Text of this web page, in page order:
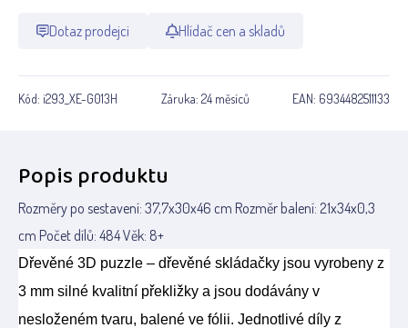
Dotaz prodejci Hlídač cen a skladů
Kód: i293_XE-G013H Záruka: 24 měsíců EAN: 6934482511133
Popis produktu
Rozměry po sestavení: 37,7x30x46 cm Rozměr balení: 21x34x0,3
cm Počet dílů: 484 Věk: 8+
Dřevěné 3D puzzle – dřevěné skládačky jsou vyrobeny z
3 mm silné kvalitní překližky a jsou dodávány v
nesloženém tvaru, balené ve fólii. Jednotlivé díly z